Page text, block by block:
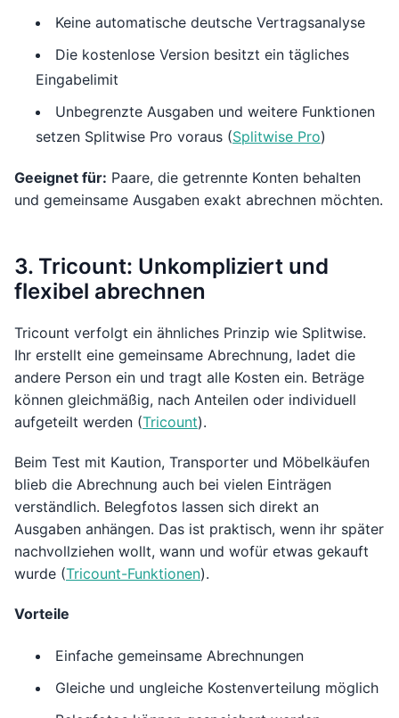
Keine automatische deutsche Vertragsanalyse
Die kostenlose Version besitzt ein tägliches
Eingabelimit
Unbegrenzte Ausgaben und weitere Funktionen
setzen Splitwise Pro voraus (Splitwise Pro)
Geeignet für: Paare, die getrennte Konten behalten
und gemeinsame Ausgaben exakt abrechnen möchten.
3. Tricount: Unkompliziert und
flexibel abrechnen
Tricount verfolgt ein ähnliches Prinzip wie Splitwise.
Ihr erstellt eine gemeinsame Abrechnung, ladet die
andere Person ein und tragt alle Kosten ein. Beträge
können gleichmäßig, nach Anteilen oder individuell
aufgeteilt werden (Tricount).
Beim Test mit Kaution, Transporter und Möbelkäufen
blieb die Abrechnung auch bei vielen Einträgen
verständlich. Belegfotos lassen sich direkt an
Ausgaben anhängen. Das ist praktisch, wenn ihr später
nachvollziehen wollt, wann und wofür etwas gekauft
wurde (Tricount-Funktionen).
Vorteile
Einfache gemeinsame Abrechnungen
Gleiche und ungleiche Kostenverteilung möglich